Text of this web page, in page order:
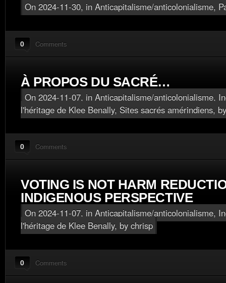
On 2024-11-30, in Anticapitalisme/anticolonialisme,
0 Comments
À PROPOS DU SACRÉ…
On 2024-11-07, in Anticapitalisme/anticolonialisme,
l'héritage de Klee Benally, Sites sacrés amérindiens,
0 Comments
VOTING IS NOT HARM
INDIGENOUS PERSPECTIVE
On 2024-11-07, in Anticapitalisme/anticolonialisme,
l'héritage de Klee Benally, by chrisp
0 Comments